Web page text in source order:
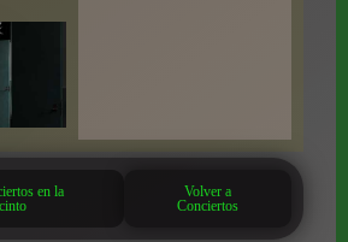
en la
Volver a
Conciertos